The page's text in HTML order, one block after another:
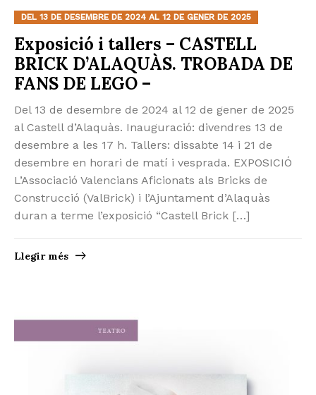
DEL 13 DE DESEMBRE DE 2024 AL 12 DE GENER DE 2025
Exposició i tallers – CASTELL
BRICK D’ALAQUÀS. TROBADA DE
FANS DE LEGO –
Del 13 de desembre de 2024 al 12 de gener de 2025
al Castell d’Alaquàs. Inauguració: divendres 13 de
desembre a les 17 h. Tallers: dissabte 14 i 21 de
desembre en horari de matí i vesprada. EXPOSICIÓ
L’Associació Valencians Aficionats als Bricks de
Construcció (ValBrick) i l’Ajuntament d’Alaquàs
duran a terme l’exposició “Castell Brick […]
Llegir més